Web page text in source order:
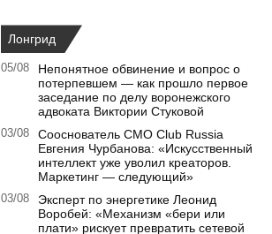
Лонгрид
05/08
Непонятное обвинение и вопрос о
потерпевшем — как прошло первое
заседание по делу воронежского
адвоката Виктории Стуковой
03/08
Сооснователь CMO Club Russia
Евгения Чурбанова: «Искусственный
интеллект уже уволил креаторов.
Маркетинг — следующий»
03/08
Эксперт по энергетике Леонид
Воробей: «Механизм «бери или
плати» рискует превратить сетевой